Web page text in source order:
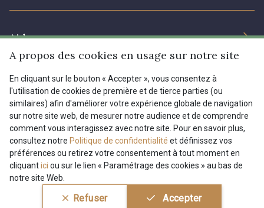
Prix réduits
Aide
Livraison : France, Belgique, International
Retours & réclamations
FAQ - Questions fréquentes
Modes de paiements
Menu
Tous nos tissus
Magazine
FR EN
Conditions générales de vente
Politique de confidentialité
BE 0772 618 163
A propos des cookies en usage sur notre site
En cliquant sur le bouton « Accepter », vous consentez à
l'utilisation de cookies de première et de tierce parties (ou
similaires) afin d'améliorer votre expérience globale de navigation
sur notre site web, de mesurer notre audience et de comprendre
comment vous interagissez avec notre site. Pour en savoir plus,
consultez notre Politique de confidentialité et définissez vos
préférences ou retirez votre consentement à tout moment en
cliquantici ou sur le lien « Paramétrage des cookies » au bas de
notre site Web.
Refuser Accepter